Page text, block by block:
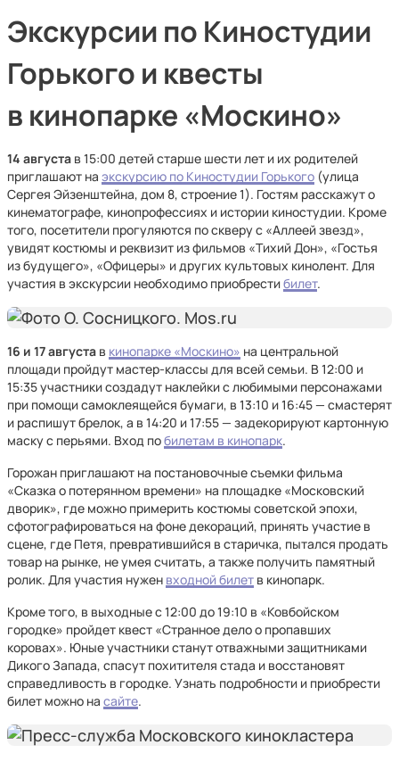
Экскурсии по Киностудии
Горького и квесты
в кинопарке «Москино»
14 августа в 15:00 детей старше шести лет и их родителей
приглашают на экскурсию по Киностудии Горького (улица
Сергея Эйзенштейна, дом 8, строение 1). Гостям расскажут о
кинематографе, кинопрофессиях и истории киностудии. Кроме
того, посетители прогуляются по скверу с «Аллеей звезд»,
увидят костюмы и реквизит из фильмов «Тихий Дон», «Гостья
из будущего», «Офицеры» и других культовых кинолент. Для
участия в экскурсии необходимо приобрестибилет.
16 и 17 августа в кинопарке «Москино» на центральной
площади пройдут мастер-классы для всей семьи. В 12:00 и
15:35 участники создадут наклейки с любимыми персонажами
при помощи самоклеящейся бумаги, в 13:10 и 16:45 — смастерят
и распишут брелок, а в 14:20 и 17:55 — задекорируют картонную
маску с перьями. Вход побилетам в кинопарк.
Горожан приглашают на постановочные съемки фильма
«Сказка о потерянном времени» на площадке «Московский
дворик», где можно примерить костюмы советской эпохи,
сфотографироваться на фоне декораций, принять участие в
сцене, где Петя, превратившийся в старичка, пытался продать
товар на рынке, не умея считать, а также получить памятный
ролик. Для участия нужен входной билет в кинопарк.
Кроме того, в выходные с 12:00 до 19:10 в «Ковбойском
городке» пройдет квест «Странное дело о пропавших
коровах». Юные участники станут отважными защитниками
Дикого Запада, спасут похитителя стада и восстановят
справедливость в городке. Узнать подробности и приобрести
билет можно на сайте.